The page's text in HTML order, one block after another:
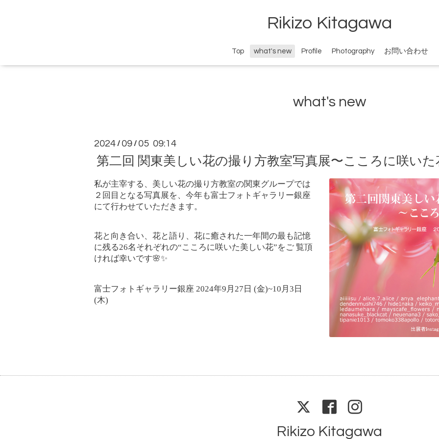
Rikizo Kitagawa
Top what's new Profile Photography お問い合わせ
what's new
2024 / 09 / 05 09:14
第二回 関東美しい花の撮り方教室写真展〜こころに咲いた
私が主宰する、美しい花の撮り方教室の関東グループでは
２回目となる写真展を、今年も富士フォトギャラリー銀座
にて行わせていただきます。
花と向き合い、花と語り、花に癒された一年間の最も記憶
に残る26名それぞれの“こころに咲いた美しい花”をご 覧頂
ければ幸いです🌸✨
富士フォトギャラリー銀座 2024年9月27日 (金)~10月3日
(木)
Rikizo Kitagawa